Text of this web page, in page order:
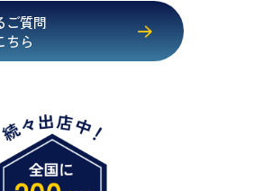
認書
カード
公的機関が発行し、氏名、住所、生
ご質問
ちら